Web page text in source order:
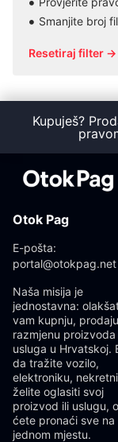
Smanjite broj
Resetiraj filter →
Kupuješ?
Otok Pag
E-pošta:
portal@otokpag.net
Naša misija je
jednostavna:
vam kupnju,
razmjenu proizvoda
usluga u Hrvatskoj.
da tražite vozilo,
elektroniku,
želite oglasiti svoj
proizvod ili uslugu,
ćete pronaći sve na
jednom mjestu.